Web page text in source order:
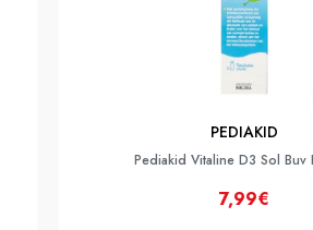
PEDIAKID
Pediakid Vitaline D3 Sol Buv
7,99€